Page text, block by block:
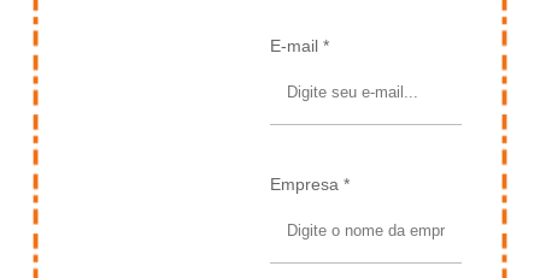
Comp
E-mail *
Empresa *